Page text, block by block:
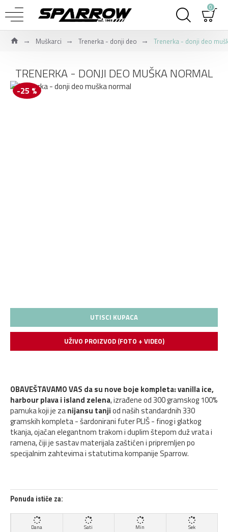
0
Muškarci Trenerka - donji deo Trenerka - donji deo
TRENERKA - DONJI DEO MUŠKA NORMAL
-25 %
UTISCI KUPACA
UŽIVO PROIZVOD (FOTO + VIDEO)
OBAVEŠTAVAMO VAS da su nove boje kompleta: vanilla ice,
harbour plava i island zelena, izrađene od 300 gramskog 100%
pamuka koji je zanijansu tanjiod naših standardnih 330
gramskih kompleta - šardonirani futer PLIŠ - finog i glatkog
tkanja, ojačan elegantnom trakom i duplim štepom duž vrata i
ramena, čiji je sastav materijala zaštićen i pripremljen po
specijalnim zahtevima i statutima kompanije Sparrow.
Ponuda ističe za:
Dana Sati Min Sek